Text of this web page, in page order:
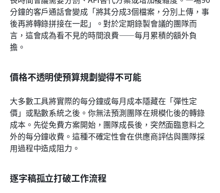
分鐘的客戶通話會變成「將其分成3個檔案，分別上傳，事
後再將轉錄拼接在一起」。對於定期錄製會議的團隊而
言，這會成為看不見的時間浪費——每月累積的額外負
擔。
價格不透明使預算規劃變得不可能
大多數工具將實際的每分鐘或每月成本隱藏在「彈性定
價」或點數系統之後。你無法預測團隊在規模化後的轉錄
成本。先從免費方案開始，團隊成長後，突然面臨意料之
外的每分鐘收費。這種不確定性會在供應商評估與團隊採
用過程中造成阻力。
逐字稿孤立打破工作流程